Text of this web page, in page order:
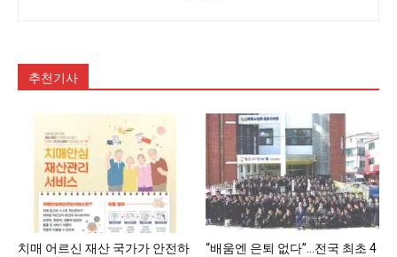
추천기사
치매 어르신 재산 국가가 안전하
“배움엔 은퇴 없다”…전국 최초 4